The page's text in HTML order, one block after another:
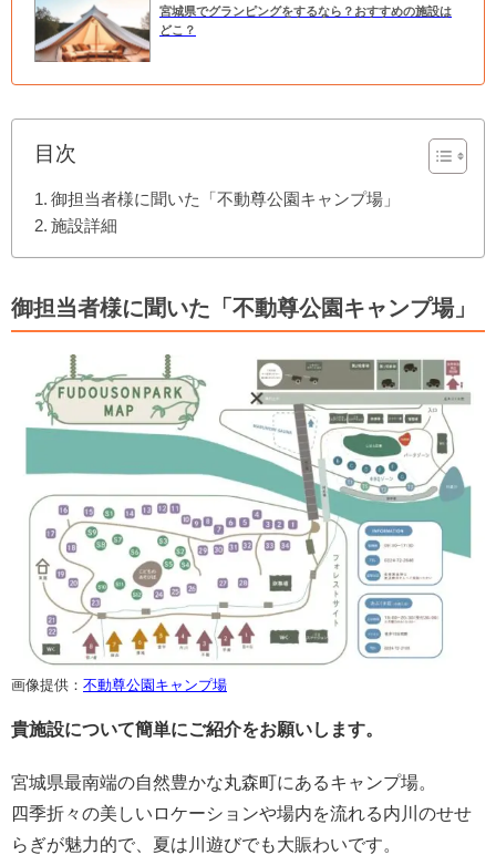
宮城県でグランピングをするなら？おすすめの施設は
どこ？
目次
御担当者様に聞いた「不動尊公園キャンプ場」
施設詳細
御担当者様に聞いた「不動尊公園キャンプ場」
画像提供： 不動尊公園キャンプ場
貴施設について簡単にご紹介をお願いします。
宮城県最南端の自然豊かな丸森町にあるキャンプ場。
四季折々の美しいロケーションや場内を流れる内川のせせ
らぎが魅力的で、夏は川遊びでも大賑わいです。